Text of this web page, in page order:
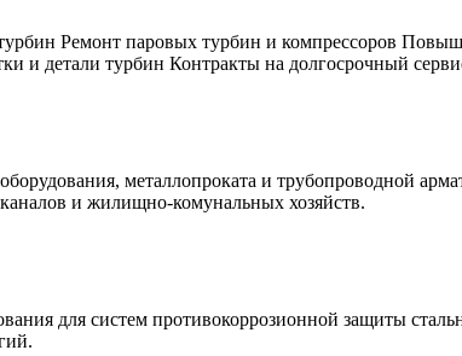
Ремонт паровых турбин и компрессоров
и детали турбин Контракты на долгосрочный
металлопроката и трубопроводной
и жилищно-комунальных хозяйств.
для систем противокоррозионной защиты